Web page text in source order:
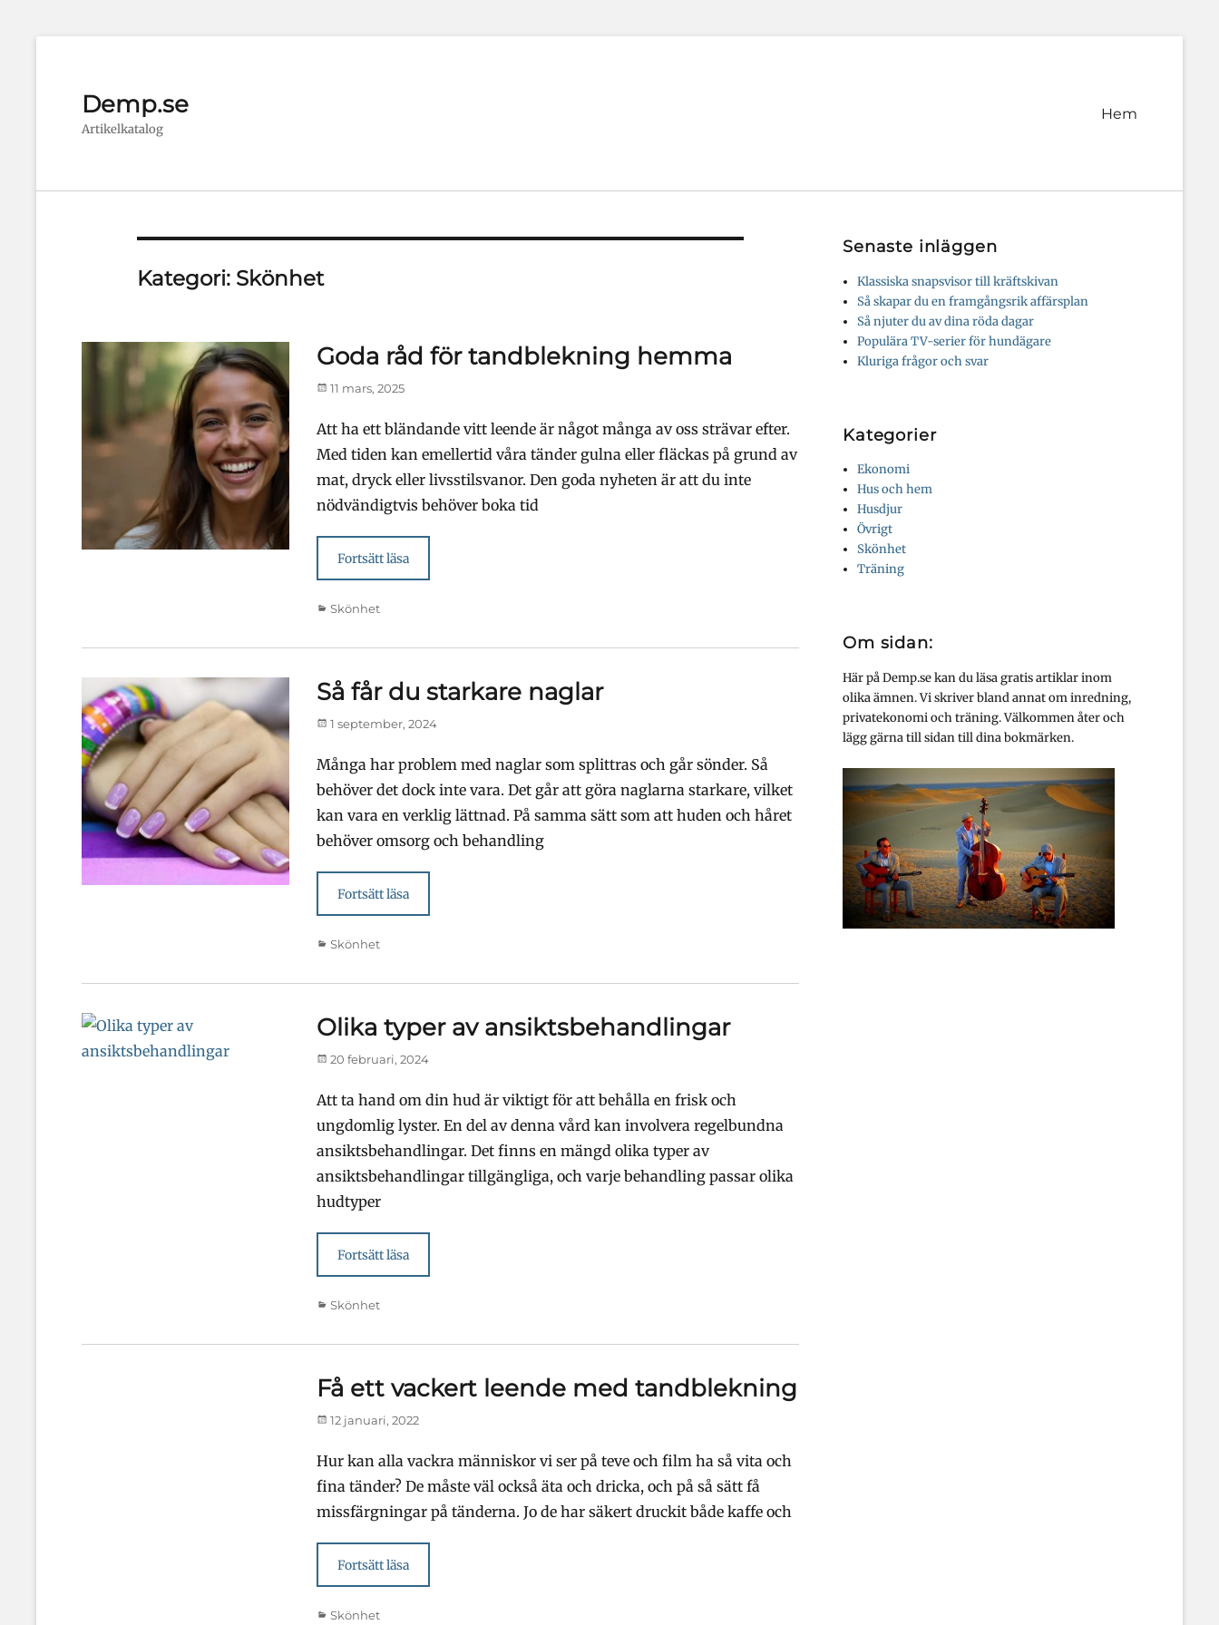
Demp.se
Artikelkatalog
Primär
Hem
Kategori: Skönhet
Goda råd för tandblekning hemma
Publicerad
11 mars, 2025
Att ha ett bländande vitt leende är något många av oss strävar efter.
Med tiden kan emellertid våra tänder gulna eller fläckas på grund av
mat, dryck eller livsstilsvanor. Den goda nyheten är att du inte
nödvändigtvis behöver boka tid
Fortsätt läsa
Kategorier
Skönhet
Så får du starkare naglar
Publicerad
1 september, 2024
Många har problem med naglar som splittras och går sönder. Så
behöver det dock inte vara. Det går att göra naglarna starkare, vilket
kan vara en verklig lättnad. På samma sätt som att huden och håret
behöver omsorg och behandling
Fortsätt läsa
Kategorier
Skönhet
Olika typer av ansiktsbehandlingar
Publicerad
20 februari, 2024
Att ta hand om din hud är viktigt för att behålla en frisk och
ungdomlig lyster. En del av denna vård kan involvera regelbundna
ansiktsbehandlingar. Det finns en mängd olika typer av
ansiktsbehandlingar tillgängliga, och varje behandling passar olika
hudtyper
Fortsätt läsa
Kategorier
Skönhet
Få ett vackert leende med tandblekning
Publicerad
12 januari, 2022
Hur kan alla vackra människor vi ser på teve och film ha så vita och
fina tänder? De måste väl också äta och dricka, och på så sätt få
missfärgningar på tänderna. Jo de har säkert druckit både kaffe och
Fortsätt läsa
Kategorier
Skönhet
Senaste inläggen
Klassiska snapsvisor till kräftskivan
Så skapar du en framgångsrik affärsplan
Så njuter du av dina röda dagar
Populära TV-serier för hundägare
Kluriga frågor och svar
Kategorier
Ekonomi
Hus och hem
Husdjur
Övrigt
Skönhet
Träning
Om sidan:
Här på Demp.se kan du läsa gratis artiklar inom
olika ämnen. Vi skriver bland annat om inredning,
privatekonomi och träning. Välkommen åter och
lägg gärna till sidan till dina bokmärken.